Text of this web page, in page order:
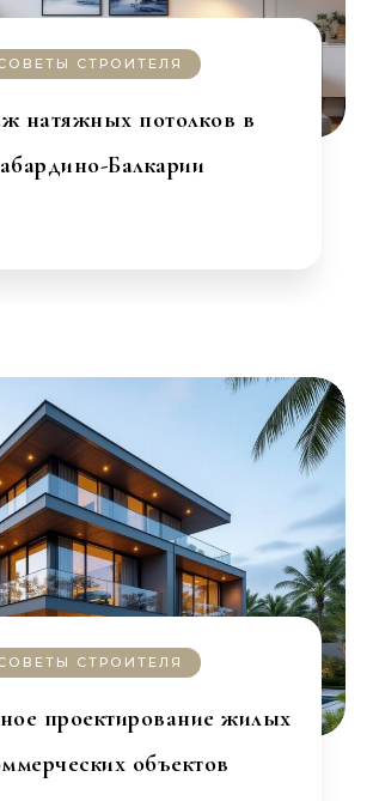
СТРОИТЕЛЯ
натяжных потолков в
Балкарии
СТРОИТЕЛЯ
проектирование жилых
объектов